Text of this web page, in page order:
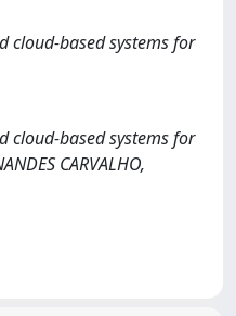
cloud-based systems for
cloud-based systems for
CARVALHO,